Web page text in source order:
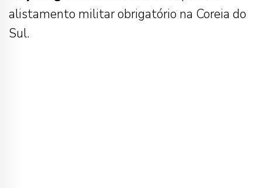
alistamento militar obrigatório na Coreia do
Sul.